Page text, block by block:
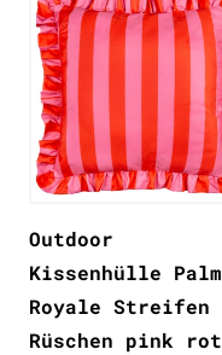
Outdoor
Kissenhülle Palm
Royale Streifen
Rüschen pink rot